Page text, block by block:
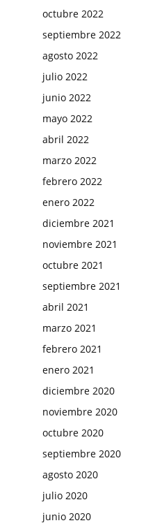
octubre 2022
septiembre 2022
agosto 2022
julio 2022
junio 2022
mayo 2022
abril 2022
marzo 2022
febrero 2022
enero 2022
diciembre 2021
noviembre 2021
octubre 2021
septiembre 2021
abril 2021
marzo 2021
febrero 2021
enero 2021
diciembre 2020
noviembre 2020
octubre 2020
septiembre 2020
agosto 2020
julio 2020
junio 2020